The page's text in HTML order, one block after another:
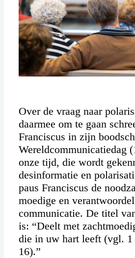
Over de vraag naar
daarmee om te gaan
Franciscus in zijn
Wereldcommunicatiedag
onze tijd, die wordt
desinformatie en
paus Franciscus de
moedige en
communicatie. De titel
is: “Deelt met
die in uw hart leeft (vgl. 1
16).”